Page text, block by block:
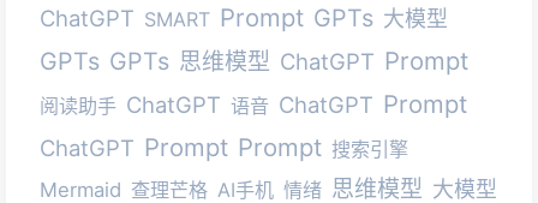
ChatGPT SMART Prompt GPTs 大模型
GPTs GPTs 思维模型 ChatGPT Prompt
阅读助手 ChatGPT 语音 ChatGPT Prompt
ChatGPT Prompt Prompt 搜索引擎
Mermaid 查理芒格 AI手机 情绪 思维模型 大模型